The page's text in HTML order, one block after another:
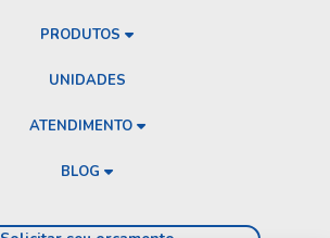
PRODUTOS
UNIDADES
ATENDIMENTO
BLOG